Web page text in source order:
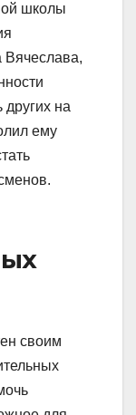
школы
Вячеслава,
других на
ему
своим